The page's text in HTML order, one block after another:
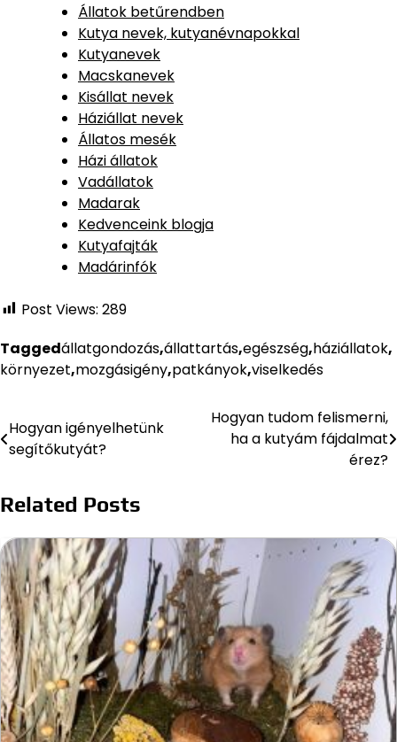
Állatok betűrendben
Kutya nevek, kutyanévnapokkal
Kutyanevek
Macskanevek
Kisállat nevek
Háziállat nevek
Állatos mesék
Házi állatok
Vadállatok
Madarak
Kedvenceink blogja
Kutyafajták
Madárinfók
Post Views: 289
Taggedállatgondozás,állattartás,egészség,háziállatok,
környezet,mozgásigény,patkányok,viselkedés
Bejegyzés
navigáció
Hogyan igényelhetünk
segítőkutyát?
Hogyan tudom felismerni,
ha a kutyám fájdalmat
érez?
Related Posts